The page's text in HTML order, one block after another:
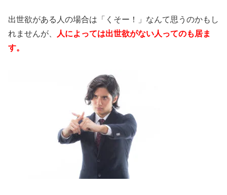
出世欲がある人の場合は「くそー！」なんて思うのかもし
れませんが、
人によっては出世欲がない人ってのも居ま
す。